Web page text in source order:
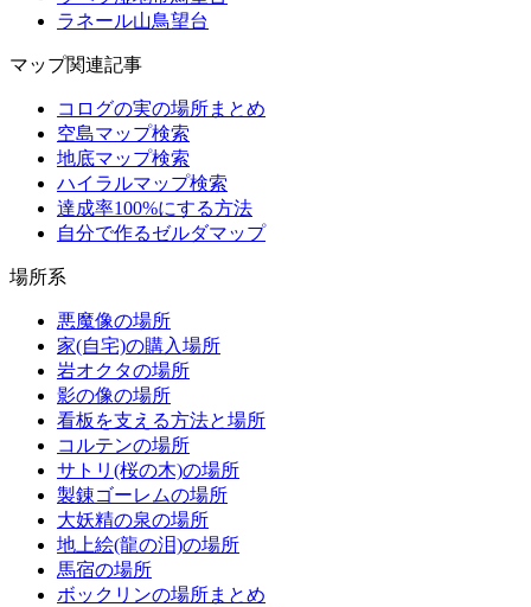
ラネール山鳥望台
マップ関連記事
コログの実の場所まとめ
空島マップ検索
地底マップ検索
ハイラルマップ検索
達成率100%にする方法
自分で作るゼルダマップ
場所系
悪魔像の場所
家(自宅)の購入場所
岩オクタの場所
影の像の場所
看板を支える方法と場所
コルテンの場所
サトリ(桜の木)の場所
製錬ゴーレムの場所
大妖精の泉の場所
地上絵(龍の泪)の場所
馬宿の場所
ボックリンの場所まとめ